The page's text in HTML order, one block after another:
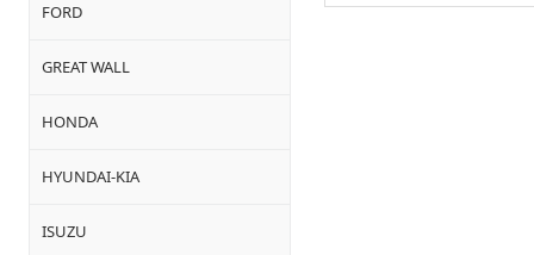
FORD
GREAT WALL
HONDA
HYUNDAI-KIA
ISUZU